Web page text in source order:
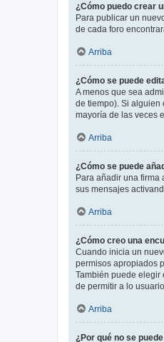
¿Cómo puedo crear
Para publicar un
de cada foro
Arriba
¿Cómo se puede
A menos que sea
de tiempo). Si alguien
mayoría de las veces
Arriba
¿Cómo se puede
Para añadir una firma
sus mensajes
Arriba
¿Cómo creo una
Cuando inicia un
permisos apropiados
También puede elegir
de permitir a lo
Arriba
¿Por qué no se